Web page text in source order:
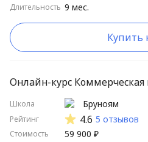
Длительность 9 мес.
Купить
Онлайн-курс
Школа
Рейтинг
Стоимость
Бруноям
4.6 5 отзывов
59 900 ₽